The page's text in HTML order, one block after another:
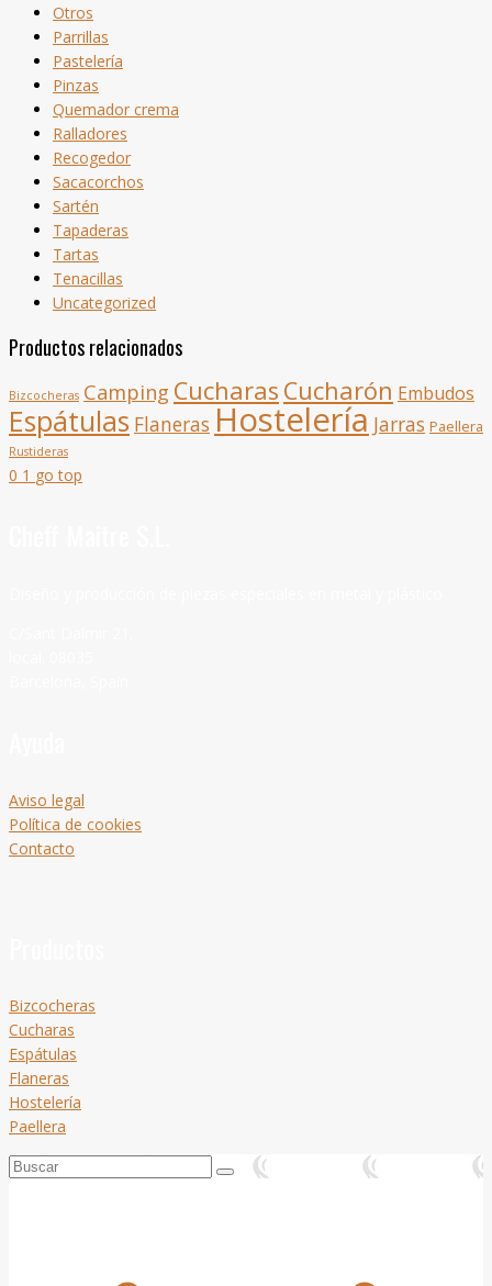
Otros
Parrillas
Pastelería
Pinzas
Quemador crema
Ralladores
Recogedor
Sacacorchos
Sartén
Tapaderas
Tartas
Tenacillas
Uncategorized
Productos relacionados
Bizcocheras Camping Cucharas Cucharón Embudos
Espátulas Flaneras Hostelería Jarras Paellera
Rustideras
0 1 go top
Aviso legal
Política de cookies
Contacto
Bizcocheras
Cucharas
Espátulas
Flaneras
Hostelería
Paellera